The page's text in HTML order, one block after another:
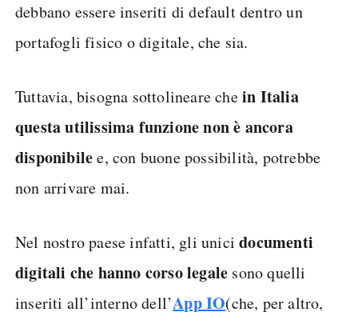
debbano essere inseriti di default dentro un
portafogli fisico o digitale, che sia.
Tuttavia, bisogna sottolineare chein Italia
questa utilissima funzione non è ancora
disponibilee, con buone possibilità, potrebbe
non arrivare mai.
Nel nostro paese infatti, gli unicidocumenti
digitali che hanno corso legale sono quelli
inseriti all’interno dell’App IO(che, per altro,